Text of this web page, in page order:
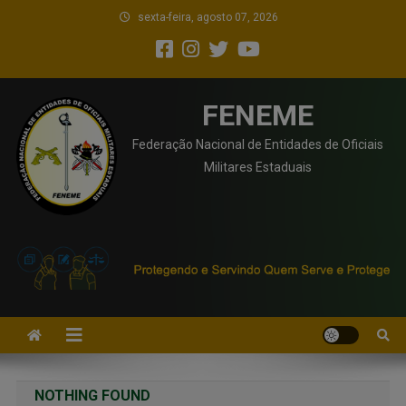
sexta-feira, agosto 07, 2026
FENEME
Federação Nacional de Entidades de Oficiais
Militares Estaduais
NOTHING FOUND